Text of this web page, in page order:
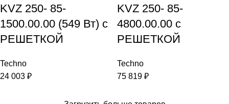
KVZ 250- 85-
1500.00.00 (549 Вт) с
РЕШЕТКОЙ
Techno
24 003 ₽
KVZ 250- 85-
4800.00.00 с
РЕШЕТКОЙ
Techno
75 819 ₽